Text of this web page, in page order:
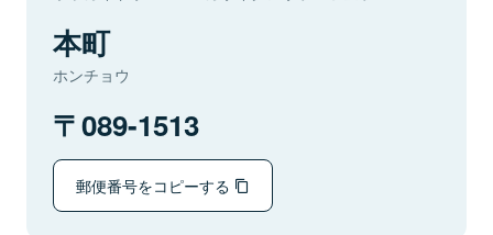
本町
ホンチョウ
089-1513
郵便番号をコピーする